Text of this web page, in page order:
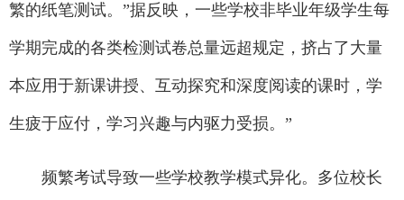
繁的纸笔测试。”据反映，一些学校非毕业年级学生每
学期完成的各类检测试卷总量远超规定，挤占了大量
本应用于新课讲授、互动探究和深度阅读的课时，学
生疲于应付，学习兴趣与内驱力受损。”
频繁考试导致一些学校教学模式异化。多位校长